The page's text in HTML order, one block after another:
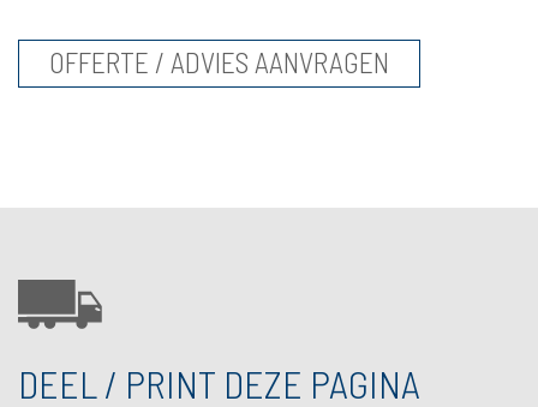
OFFERTE / ADVIES AANVRAGEN
DEEL / PRINT DEZE PAGINA